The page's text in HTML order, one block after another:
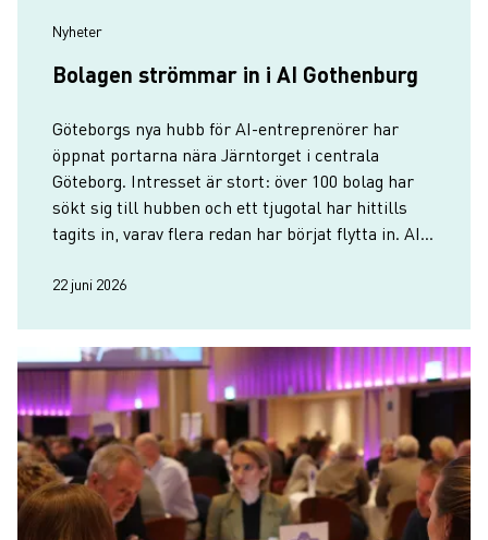
Nyheter
Bolagen strömmar in i AI Gothenburg
Göteborgs nya hubb för AI-entreprenörer har
öppnat portarna nära Järntorget i centrala
Göteborg. Intresset är stort: över 100 bolag har
sökt sig till hubben och ett tjugotal har hittills
tagits in, varav flera redan har börjat flytta in. AI
till hösten.
22 juni 2026